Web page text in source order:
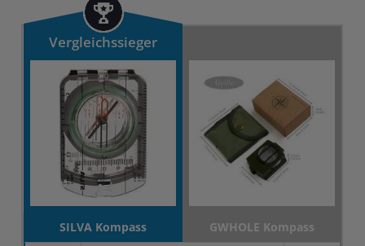
Vergleichssieger
SILVA Kompass
GWHOLE Kompass